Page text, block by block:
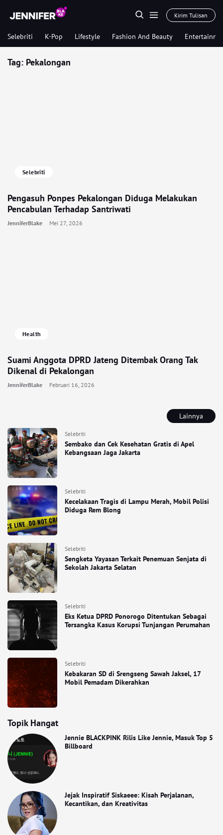
Kirim Tulisan
Selebriti K-Pop Lifestyle Fashion And Beauty
Lainnya
Selebriti
Sembako dan Cek Kesehatan Gratis di Apel
Kebangsaan Jaga Jakarta
Selebriti
Kecelakaan Tragis di Lampu Merah, Mobil Polisi
Diduga Rem Blong
Selebriti
Sengketa Yayasan Terkait Penemuan Senjata di
Sekolah Jakarta Selatan
Selebriti
Eks Ketua DPRD Ponorogo Ditentukan Sebagai
Tersangka Kasus Korupsi Tunjangan Perumahan
Selebriti
Kebakaran SD di Srengseng Sawah Jaksel, 17
Mobil Pemadam Dikerahkan
Topik Hangat
Jennie BLACKPINK Rilis Like Jennie, Masuk Top 5
Billboard
Jejak Inspiratif Siskaeee: Kisah Perjalanan,
Kecantikan, dan Kreativitas
Tag: Pekalongan
Selebriti
Pengasuh Ponpes Pekalongan Diduga Melakukan
Pencabulan Terhadap Santriwati
JenniferBlake Mei 27, 2026
Health
Suami Anggota DPRD Jateng Ditembak Orang Tak
Dikenal di Pekalongan
JenniferBlake Februari 16, 2026